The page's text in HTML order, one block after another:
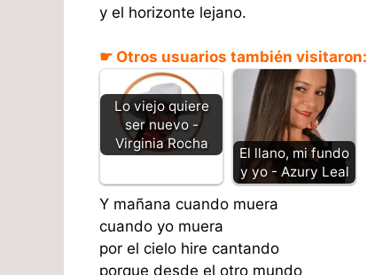
y el horizonte lejano.
☛ Otros usuarios también visitaron:
Lo viejo quiere
ser nuevo -
Virginia Rocha
El llano, mi fundo
y yo - Azury Leal
Y mañana cuando muera
cuando yo muera
por el cielo hire cantando
porque desde el otro mundo